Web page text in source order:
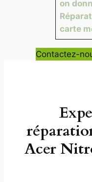
on
carte
Contactez-
Acer